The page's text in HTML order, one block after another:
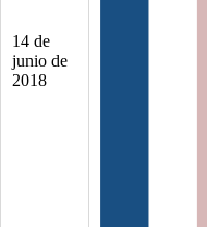
14 de
junio de
2018